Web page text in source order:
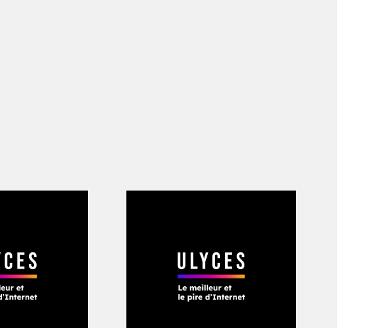
ces semaines vides
Budapest Honved
6 à 3. Pour le
une occasion parfaite